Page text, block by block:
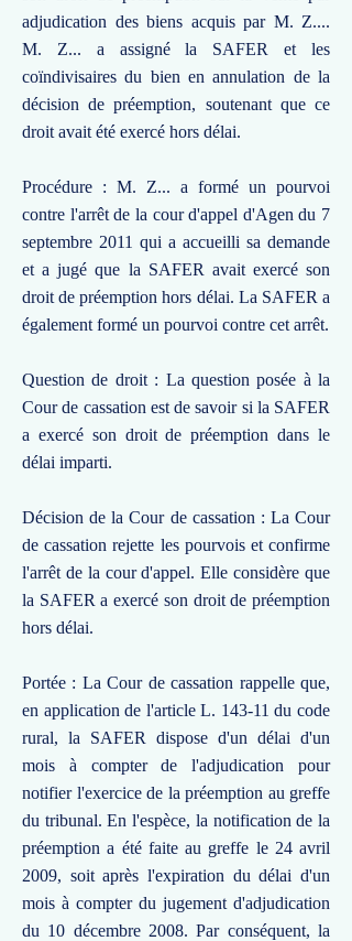
adjudication des biens acquis par M. Z....
M. Z... a assigné la SAFER et les
coïndivisaires du bien en annulation de la
décision de préemption, soutenant que ce
droit avait été exercé hors délai.
Procédure : M. Z... a formé un pourvoi
contre l'arrêt de la cour d'appel d'Agen du 7
septembre 2011 qui a accueilli sa demande
et a jugé que la SAFER avait exercé son
droit de préemption hors délai. La SAFER a
également formé un pourvoi contre cet arrêt.
Question de droit : La question posée à la
Cour de cassation est de savoir si la SAFER
a exercé son droit de préemption dans le
délai imparti.
Décision de la Cour de cassation : La Cour
de cassation rejette les pourvois et confirme
l'arrêt de la cour d'appel. Elle considère que
la SAFER a exercé son droit de préemption
hors délai.
Portée : La Cour de cassation rappelle que,
en application de l'article L. 143-11 du code
rural, la SAFER dispose d'un délai d'un
mois à compter de l'adjudication pour
notifier l'exercice de la préemption au greffe
du tribunal. En l'espèce, la notification de la
préemption a été faite au greffe le 24 avril
2009, soit après l'expiration du délai d'un
mois à compter du jugement d'adjudication
du 10 décembre 2008. Par conséquent, la